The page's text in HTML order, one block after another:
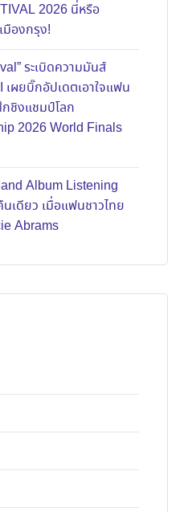
2026 นี่หรือ
องกรุง!
ระเบิดความมันส์
ผยบิ๊กอัปเดตเอาใจแฟน
ชิงแชมป์โลก
2026 World Finals
Album Listening
เดียว เมื่อแฟนชาวไทย
Abrams